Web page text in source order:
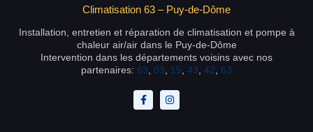
Climatisation 63 – Puy-de-Dôme
Installation, entretien et réparation de climatisation et pompe à
chaleur air/air dans le Puy-de-Dôme
Intervention dans les départements voisins avec nos
partenaires: 63, 03, 15, 43, 42, 63